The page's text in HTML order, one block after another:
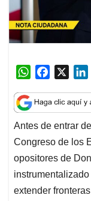
W
a
t
s
A
p
p
c
e
b
o
o
k
e
I
Antes de entrar
Congreso de los
opositores de
extender